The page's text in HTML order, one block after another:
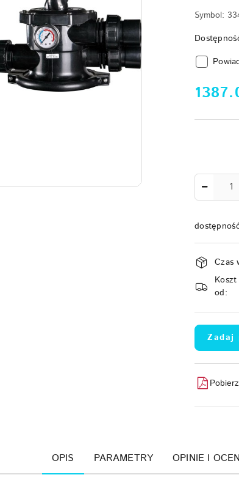
Symbol:
cena:
i
Czas
Koszt
od:
Zadaj
OPIS PARAMETRY OPINIE I